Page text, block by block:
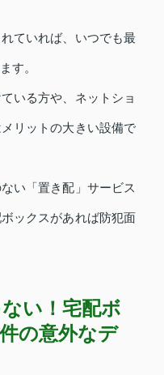
ていれば、いつでも最
す。
いる方や、ネットショ
リットの大きい設備で
い「置き配」サービス
ックスがあれば防犯面
い！宅配ボ
の意外なデ